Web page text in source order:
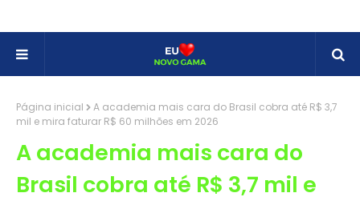
Página inicial
A academia mais cara do Brasil cobra até R$ 3,7
mil e mira faturar R$ 60 milhões em 2026
A academia mais cara do
Brasil cobra até R$ 3,7 mil e